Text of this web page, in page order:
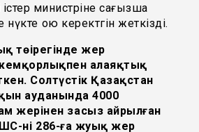
министріне сағызша
қою керектгін жеткізді.
төңірегінде жер
алаяқтық
Солтүстік Қазақстан
ауданында 4000
жерінен заңсыз айрылған
нің 286-ға жуық жер